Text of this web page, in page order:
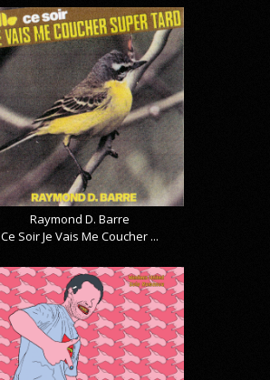
Raymond D. Barre
Ce Soir Je Vais Me Coucher ...